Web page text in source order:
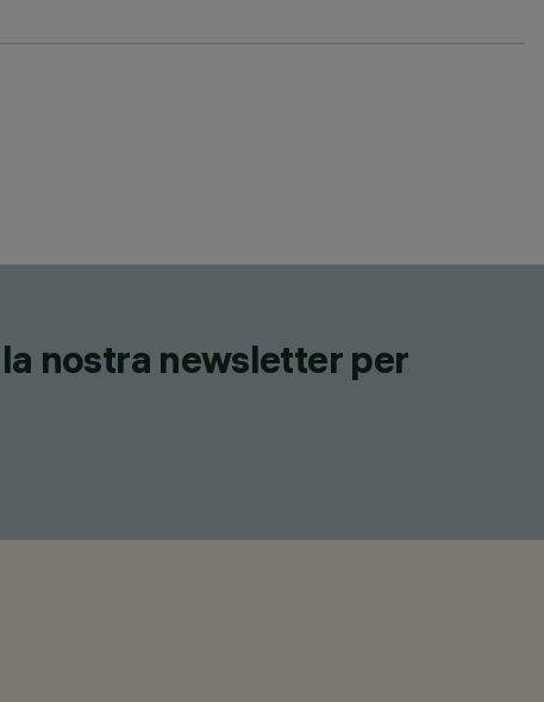
nostra newsletter per